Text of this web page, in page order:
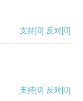
支持[0] 反对[0]
支持[0] 反对[0]